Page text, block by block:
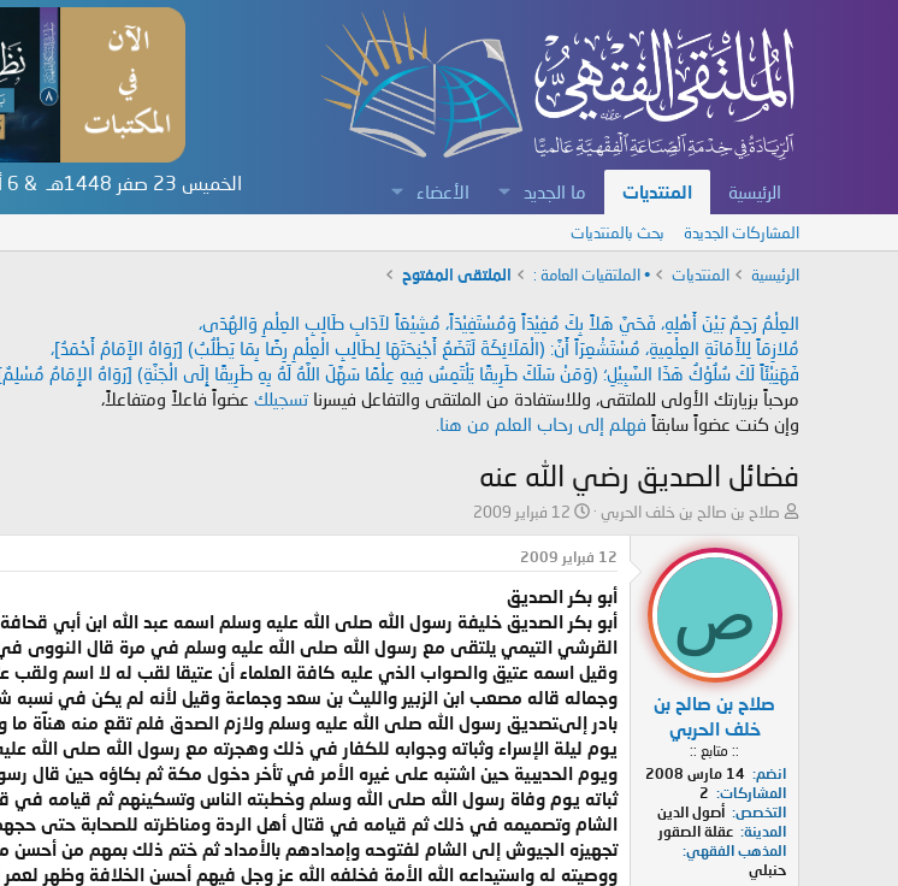
الرئيسية المنتديات ما الجديد الأعضاء الخميس 23 صفر 1448هـ & 6 أغسطس 2026م
المشاركات الجديدة بحث بالمنتديات
الرئيسية المنتديات • الملتقيات العامة : الملتقى المفتوح
العِلْمُ رَحِمٌ بَيْنَ أَهْلِهِ، فَحَيَّ هَلاً بِكَ مُفِيْدَاً وَمُسْتَفِيْدَاً، مُشِيْعَاً لآدَابِ طَالِبِ العِلْمِ وَالهُدَى،
مُلازِمَاً لِلأَمَانَةِ العِلْمِيةِ، مُسْتَشْعِرَاً أَنَّ: (الْمَلَائِكَةَ لَتَضَعُ أَجْنِحَتَهَا لِطَالِبِ الْعِلْمِ رِضًا بِمَا يَطْلُبُ) [رَوَاهُ الإَمَامُ أَحْمَدُ]،
فَهَنِيْئَاً لَكَ سُلُوْكُ هَذَا السَّبِيْلِ؛ (وَمَنْ سَلَكَ طَرِيقًا يَلْتَمِسُ فِيهِ عِلْمًا سَهَّلَ اللَّهُ لَهُ بِهِ طَرِيقًا إِلَى الْجَنَّةِ) [رَوَاهُ الإِمَامُ
مرحباً بزيارتك الأولى للملتقى، وللاستفادة من الملتقى والتفاعل فيسرنا تسجيلك عضواً فاعلاً ومتفاعلاً،
وإن كنت عضواً سابقاً فهلم إلى رحاب العلم من هنا.
فضائل الصديق رضي الله عنه
ب
ئ
ا
ل
م
و
و
صلاح بن صالح بن خلف الحربي
ت
ا
ر
ي
خ
ا
ل
ب
د
ء
12 فبراير 2009
ص
صلاح بن صالح بن
خلف الحربي
:: متابع ::
انضم
14 مارس 2008
المشاركات
2
التخصص أصول الدين
المدينة عقلة الصقور
المذهب الفقهي
حنبلي
12 فبراير 2009
أبو بكر الصديق
أبو بكر الصديق خليفة رسول الله صلى الله عليه وسلم اسمه عبد الله ابن أبي
القرشي التيمي يلتقى مع رسول الله صلى الله عليه وسلم في مرة قال النووى
وقيل اسمه عتيق والصواب الذي عليه كافة العلماء أن عتيقا لقب له لا اسم
وجماله قاله مصعب ابن الزبير والليث بن سعد وجماعة وقيل لأنه لم يكن في
بادر إلىتصديق رسول الله صلى الله عليه وسلم ولازم الصدق فلم تقع منه هنآة
يوم ليلة الإسراء وثباته وجوابه للكفار في ذلك وهجرته مع رسول الله صلى الله
ويوم الحديبية حين اشتبه على غيره الأمر في تأخر دخول مكة ثم بكاؤه حين قال رسول
ثباته يوم وفاة رسول الله صلى الله وسلم وخطبته الناس وتسكينهم ثم قيامه
الشام وتصميمه في ذلك ثم قيامه في قتال أهل الردة ومناظرته للصحابة حتى
تجهيزه الجيوش إلى الشام لفتوحه وإمدادهم بالأمداد ثم ختم ذلك بمهم من
ووصيته له واستيداعه الله الأمة فخلفه الله عز وجل فيهم أحسن الخلافة وظهر